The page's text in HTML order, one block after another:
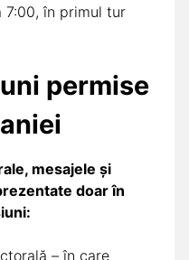
7:00, în primul tur
permise
mesajele și
doar în
– în care